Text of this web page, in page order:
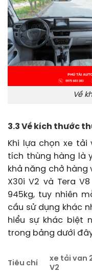
Về
3.3 Về kích thước
Khi lựa chọn xe tải
tích thùng hàng là
khả năng chở hàng
X30i V2 và Tera
945kg, tuy nhiên
cầu sử dụng khác
hiểu sự khác biệt
trong bảng dưới
Tiêu chí
xe tải van
V2